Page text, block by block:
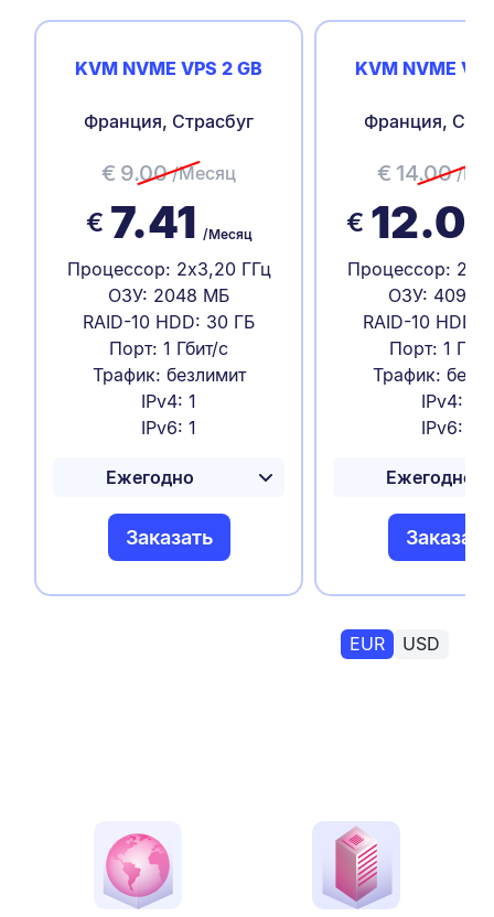
KVM NVME VPS 2 GB
Франция, Страсбуг
€ 9.00 /Месяц
€ 7.41 /Месяц
Процессор: 2x3,20 ГГц
ОЗУ: 2048 МБ
RAID-10 HDD: 30 ГБ
Порт: 1 Гбит/с
Трафик: безлимит
IPv4: 1
IPv6: 1
Заказать
KVM NVME
Франция,
€ 14.00 /
€
Процессор:
ОЗУ: 4096
RAID-10 HDD:
Порт: 1
Трафик:
IPv4: 1
IPv6: 1
Заказать
EUR USD